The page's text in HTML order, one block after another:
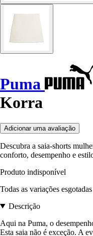
Puma
Korra
Adicionar uma avaliação
Descubra a saia-shorts
conforto, desempenho e
Produto indisponível
Todas as variações esgotadas
Descrição
Aqui na Puma, o
Esta saia não é exceção. A